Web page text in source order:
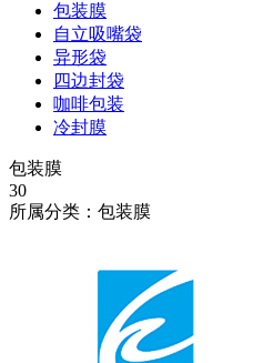
包装膜
自立吸嘴袋
异形袋
四边封袋
咖啡包装
冷封膜
包装膜
30
所属分类：包装膜